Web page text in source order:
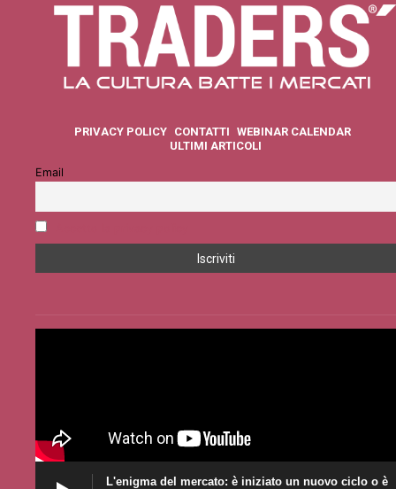
PRIVACY POLICY CONTATTI WEBINAR CALENDAR
ULTIMI ARTICOLI
Email
L'enigma del mercato: è iniziato un nuovo ciclo o è